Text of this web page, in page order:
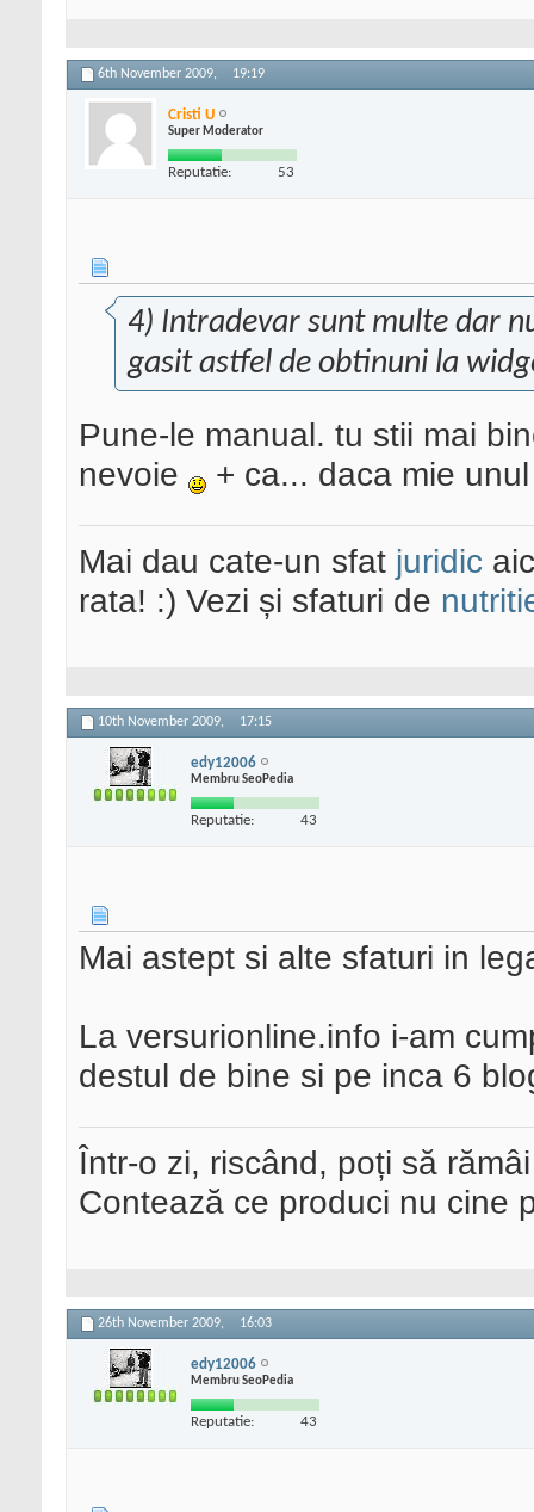
6th November 2009, 19:19
Cristi U
Super Moderator
Reputatie: 53
4) Intradevar sunt multe dar
gasit astfel de obtinuni la
Pune-le manual. tu stii mai
nevoie
+ ca... daca mie
Mai dau cate-un sfat juridic
rata! :) Vezi și sfaturi de
10th November 2009, 17:15
edy12006
Membru SeoPedia
Reputatie: 43
Mai astept si alte sfaturi in
La versurionline.info i-am
destul de bine si pe inca 6
Într-o zi, riscând, poți să
Contează ce produci nu cine
26th November 2009, 16:03
edy12006
Membru SeoPedia
Reputatie: 43